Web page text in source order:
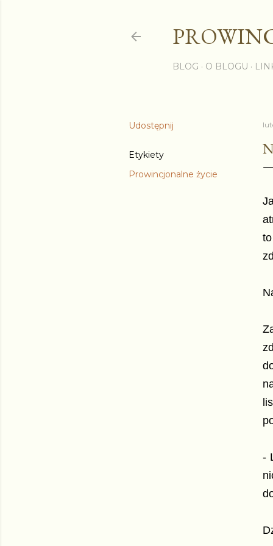
BLOG O BLOGU
Udostępnij
Etykiety
Prowincjonalne życie
-